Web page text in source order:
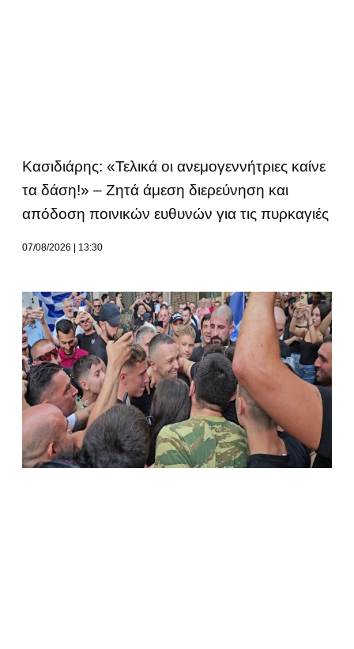
Κασιδιάρης: «Τελικά οι ανεμογεννήτριες καίνε
τα δάση!» – Ζητά άμεση διερεύνηση και
απόδοση ποινικών ευθυνών για τις πυρκαγιές
07/08/2026 13:30